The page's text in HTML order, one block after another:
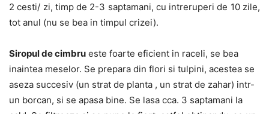
2 cesti/ zi, timp de 2-3 saptamani, cu intreruperi de 10 zile,
tot anul (nu se bea in timpul crizei).
Siropul de cimbru este foarte eficient in raceli, se bea
inaintea meselor. Se prepara din flori si tulpini, acestea se
aseza succesiv (un strat de planta , un strat de zahar) intr-
un borcan, si se apasa bine. Se lasa cca. 3 saptamani la